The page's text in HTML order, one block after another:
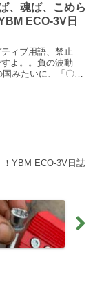
ちゃ...
、魂ば、こめら
ECO-3V日
ィブ用語、禁止
よ。。負の波動
みたいに、「〇〇
YBM ECO-3V日誌